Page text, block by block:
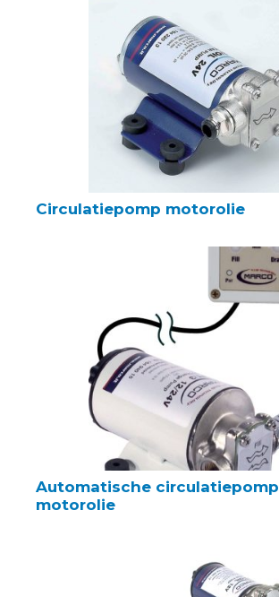
Circulatiepomp motorolie
Automatische circulatiepomp
motorolie